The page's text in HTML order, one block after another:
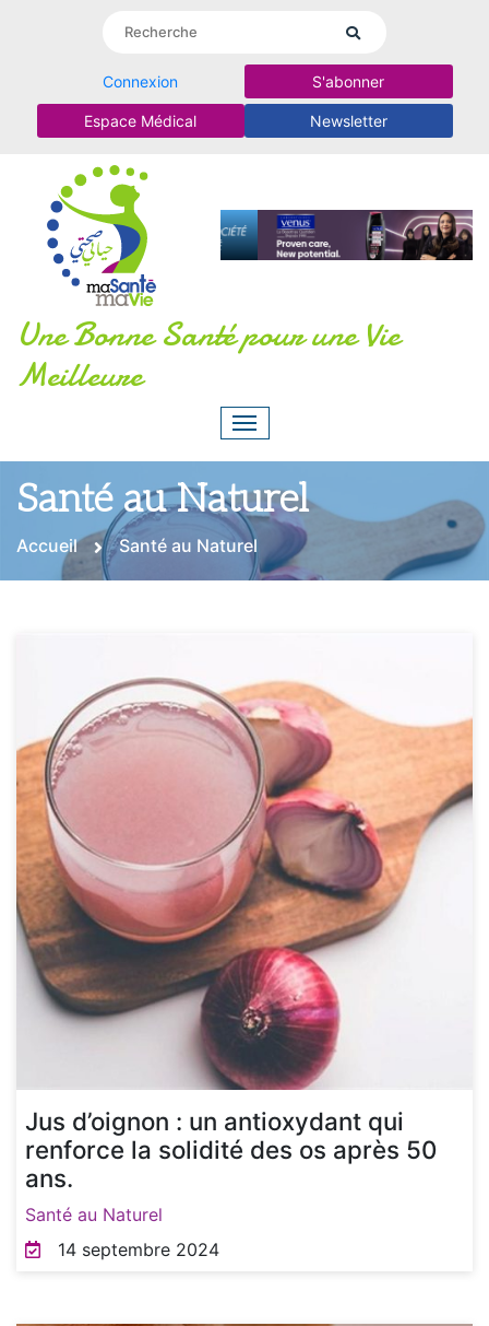
Connexion S'abonner
Espace Médical Newsletter
Une Bonne Santé pour une Vie
Meilleure
Santé au Naturel
Accueil Santé au Naturel
Jus d’oignon : un antioxydant qui
renforce la solidité des os après 50
ans.
Santé au Naturel
14 septembre 2024